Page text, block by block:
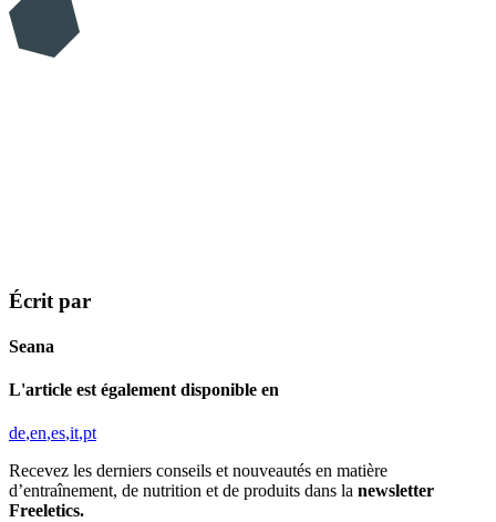
Écrit par
Seana
L'article est également disponible en
de en es it pt
Recevez les derniers conseils et nouveautés en matière
d’entraînement, de nutrition et de produits dans la newsletter
Freeletics.